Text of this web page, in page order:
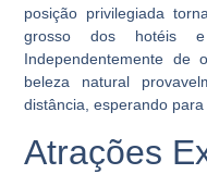
posição privilegiada
grosso dos hotéis
Independentemente de
beleza natural
distância, esperando para
Atrações